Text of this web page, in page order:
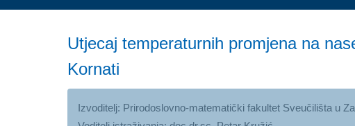
Utjecaj temperaturnih promjena na
Kornati
Izvoditelj: Prirodoslovno-matematički fakultet Sveučilišta u